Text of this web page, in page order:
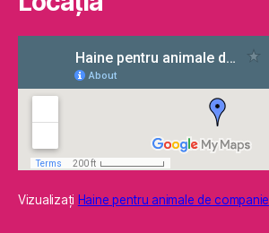
Vizualizaţi Haine pentru animale de companie